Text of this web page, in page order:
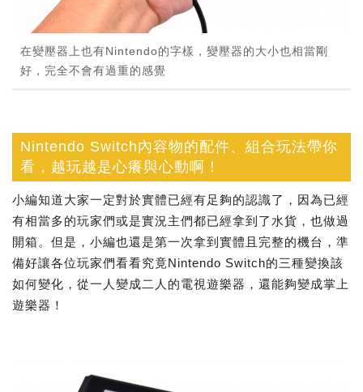
在變壓器上也有Nintendo的字樣，變壓器的大小也相當剛
好，完全不會有過重的感覺
Nintendo Switch內容物的配件、組合玩法帶你
看，越玩越是心癢與心動啊！
小編知道大家一定對於實體已經有足夠的認識了，因為已經
有相當多的玩家們或是實況主們都已經拿到了水貨，也做過
開箱。但是，小編也還是第一次拿到實體且完整的機台，準
備好讓各位玩家們看看究竟Nintendo Switch的三種變換該
如何變化，從一人變成二人的電視遊樂器，還能夠變成掌上
遊樂器！